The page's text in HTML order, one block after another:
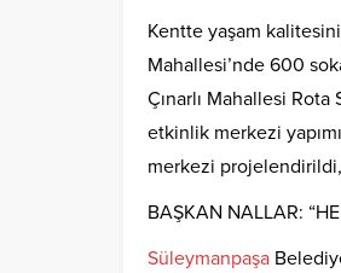
Kentte yaşam
Mahallesi’nde 600
Çınarlı Mahallesi Rota
etkinlik merkezi
merkezi
BAŞKAN NALLAR:
Süleymanpaşa